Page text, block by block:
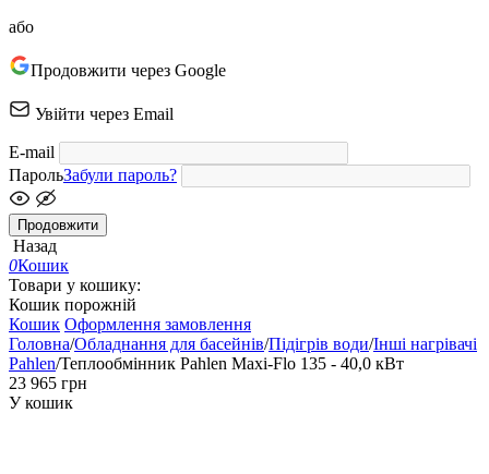
або
Продовжити через Google
Увійти через Email
E-mail
ПарольЗабули пароль?
Продовжити
Назад
0Кошик
Товари у кошику:
Кошик порожній
Кошик Оформлення замовлення
Головна/Обладнання для басейнів/Підігрів води/Інші нагрівачі
Pahlen/Теплообмінник Pahlen Maxi-Flo 135 - 40,0 кВт
‍23 965‍ грн
У кошик